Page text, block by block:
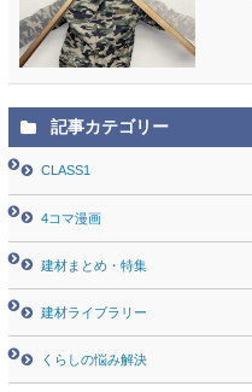
記事カテゴリー
CLASS1
4コマ漫画
建材まとめ・特集
建材ライブラリー
くらしの悩み解決